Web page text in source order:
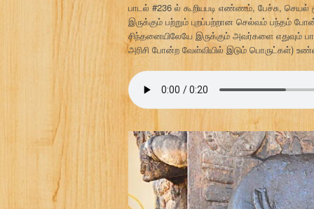
பாடல் #236 ல் கூறியபடி எண்ணம், பேச்சு,
இருக்கும் பற்றும் புறப்பற்றான செல்வம் பந்தம்
சிந்தனையிலேயே இருக்கும் அவர்களை எதுவும்
அரிசி போன்ற வேள்வியில் இடும் பொருட்கள்)